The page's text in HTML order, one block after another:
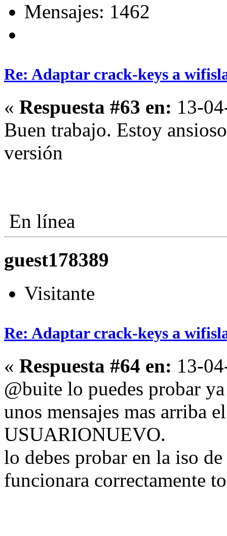
Mensajes: 1462
Re: Adaptar crack-keys a
« Respuesta #63 en: 13-
Buen trabajo. Estoy
versión
En línea
guest178389
Visitante
Re: Adaptar crack-keys a
« Respuesta #64 en: 13-
@buite lo puedes probar
unos mensajes mas arriba
USUARIONUEVO.
lo debes probar en la iso
funcionara correctamente